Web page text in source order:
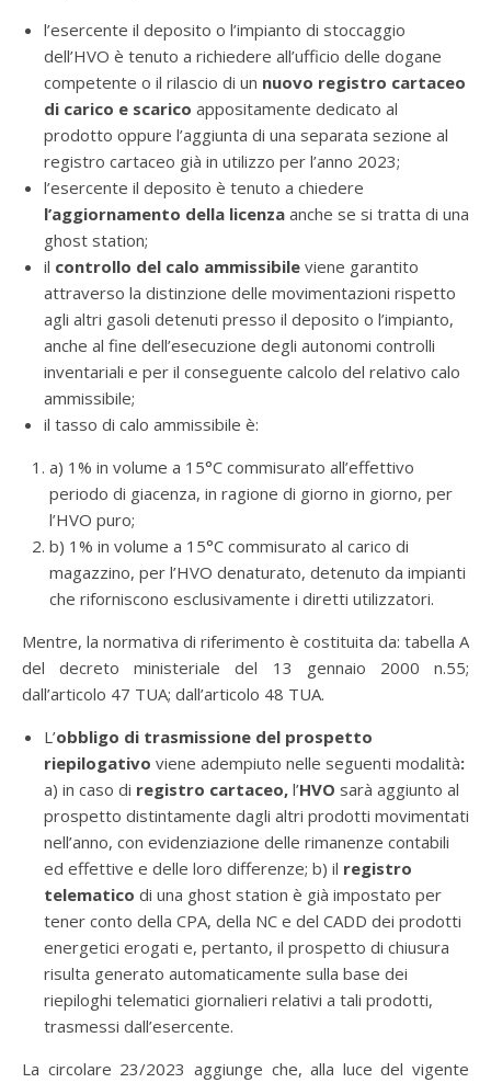
l’esercente il deposito o l’impianto di stoccaggio
dell’HVO è tenuto a richiedere all’ufficio delle dogane
competente o il rilascio di un nuovo registro cartaceo
di carico e scarico appositamente dedicato al
prodotto oppure l’aggiunta di una separata sezione al
registro cartaceo già in utilizzo per l’anno 2023;
l’esercente il deposito è tenuto a chiedere
l’aggiornamento della licenza anche se si tratta di una
ghost station;
il controllo del calo ammissibile viene garantito
attraverso la distinzione delle movimentazioni rispetto
agli altri gasoli detenuti presso il deposito o l’impianto,
anche al fine dell’esecuzione degli autonomi controlli
inventariali e per il conseguente calcolo del relativo calo
ammissibile;
il tasso di calo ammissibile è:
a) 1% in volume a 15°C commisurato all’effettivo
periodo di giacenza, in ragione di giorno in giorno, per
l’HVO puro;
b) 1% in volume a 15°C commisurato al carico di
magazzino, per l’HVO denaturato, detenuto da impianti
che riforniscono esclusivamente i diretti utilizzatori.
Mentre, la normativa di riferimento è costituita da: tabella A
del decreto ministeriale del 13 gennaio 2000 n.55;
dall’articolo 47 TUA; dall’articolo 48 TUA.
L’obbligo di trasmissione del prospetto
riepilogativo viene adempiuto nelle seguenti modalità:
a) in caso di registro cartaceo, l’HVO sarà aggiunto al
prospetto distintamente dagli altri prodotti movimentati
nell’anno, con evidenziazione delle rimanenze contabili
ed effettive e delle loro differenze; b) il registro
telematico di una ghost station è già impostato per
tener conto della CPA, della NC e del CADD dei prodotti
energetici erogati e, pertanto, il prospetto di chiusura
risulta generato automaticamente sulla base dei
riepiloghi telematici giornalieri relativi a tali prodotti,
trasmessi dall’esercente.
La circolare 23/2023 aggiunge che, alla luce del vigente